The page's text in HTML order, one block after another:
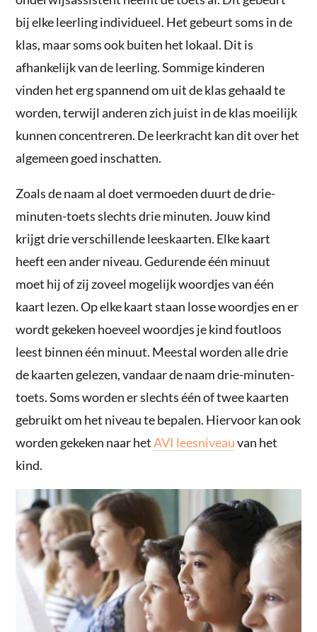
bij elke leerling individueel. Het gebeurt soms in de
klas, maar soms ook buiten het lokaal. Dit is
afhankelijk van de leerling. Sommige kinderen
vinden het erg spannend om uit de klas gehaald te
worden, terwijl anderen zich juist in de klas moeilijk
kunnen concentreren. De leerkracht kan dit over het
algemeen goed inschatten.
Zoals de naam al doet vermoeden duurt de drie-
minuten-toets slechts drie minuten. Jouw kind
krijgt drie verschillende leeskaarten. Elke kaart
heeft een ander niveau. Gedurende één minuut
moet hij of zij zoveel mogelijk woordjes van één
kaart lezen. Op elke kaart staan losse woordjes en er
wordt gekeken hoeveel woordjes je kind foutloos
leest binnen één minuut. Meestal worden alle drie
de kaarten gelezen, vandaar de naam drie-minuten-
toets. Soms worden er slechts één of twee kaarten
gebruikt om het niveau te bepalen. Hiervoor kan ook
worden gekeken naar hetAVI leesniveauvan het
kind.